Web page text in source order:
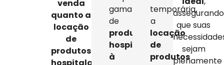
venda
quanto a
locação
de
produtos
hospitalares
gama
de
produtos
hospitalares
à
temporária,
a
locação
de
produtos
assegurando
que suas
sejam
plenamente